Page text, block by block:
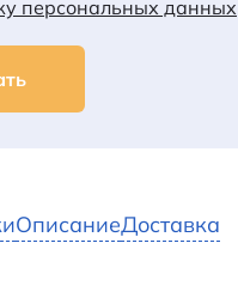
персональных данных
ОписаниеДоставка